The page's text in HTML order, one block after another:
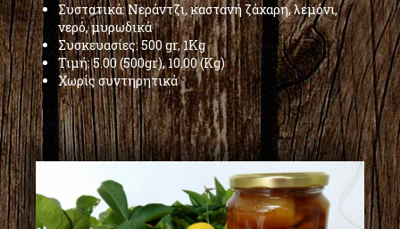
Συστατικά: Νεράντζι, καστανή ζάχαρη, λεμόνι,
νερό, μυρωδικά
Συσκευασίες: 500 gr, 1Kg
Τιμή: 5.00 (500gr), 10.00 (Kg)
Χωρίς συντηρητικά